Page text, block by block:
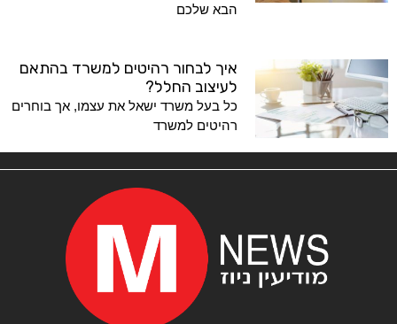
הבא שלכם
איך לבחור רהיטים למשרד בהתאם
לעיצוב החלל?
כל בעל משרד ישאל את עצמו, אך בוחרים
רהיטים למשרד